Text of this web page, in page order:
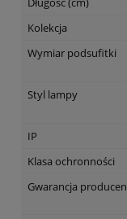
Kolekcja
Wymiar podsufitki
Styl lampy
IP
Klasa ochronności
Gwarancja